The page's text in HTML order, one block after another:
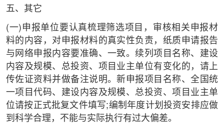
五、其它
(一)申报单位要认真梳理筛选项目，审核相关申报材
料的内容，对申报材料的真实性负责，纸质申请报告
与网络申报内容要准确、一致。续列项目名称、建设
内容及规模、总投资、项目业主单位有变化的，请上
传佐证资料并做备注说明。新申报项目名称、全国统
一项目代码、建设内容及规模、总投资、项目业主单
位请按正式批复文件填写;编制年度计划投资安排应做
到科学合理，不能与实际执行有过大偏差。